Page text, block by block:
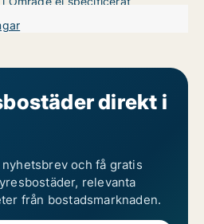
direkt i
och få gratis
relevanta
från bostadsmarknaden.